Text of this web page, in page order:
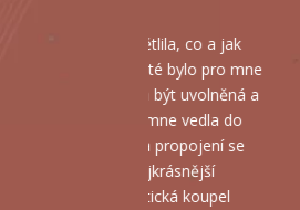
Daně chodím už více než dva roky a
říct, že díky ní jsem se
o spoustu kroků vpřed.
jsem si své cíle, o kterých jsem
dříve myslela, že je nezvládnu.
krizových situacích jsem našla
přesně tak, jak jsem